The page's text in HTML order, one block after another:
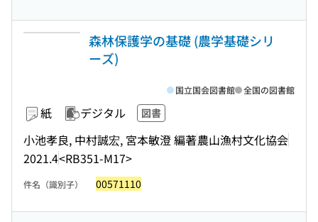
森林保護学の基礎 (農学基礎シリ
ーズ)
紙 デジタル 図書
小池孝良, 中村誠宏, 宮本敏澄 編著農山漁村文化協会
2021.4<RB351-M17>
国立国会図書館 全国の図書館
件名（識別子） 00571110